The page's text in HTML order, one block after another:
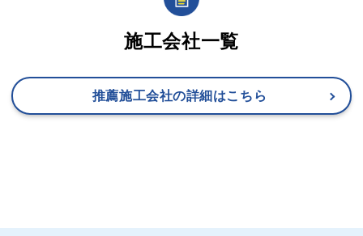
施工会社一覧
推薦施工会社の詳細はこちら